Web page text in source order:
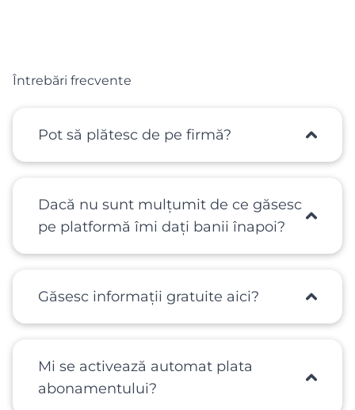
Întrebări frecvente
Pot să plătesc de pe firmă?
Dacă nu sunt mulțumit de ce găsesc
pe platformă îmi dați banii înapoi?
Găsesc informații gratuite aici?
Mi se activează automat plata
abonamentului?